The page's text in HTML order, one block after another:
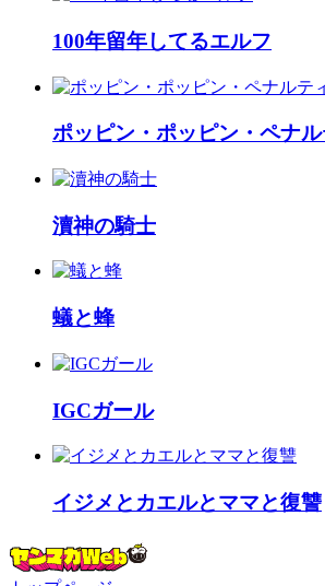
100年留年してるエルフ
ポッピン・ポッピン・ペナル
瀆神の騎士
蟻と蜂
IGCガール
イジメとカエルとママと復讐